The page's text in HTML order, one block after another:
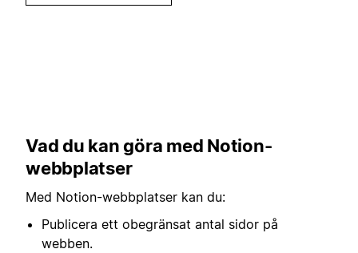
Vad du kan göra med Notion-
webbplatser
Med Notion-webbplatser kan du:
Publicera ett obegränsat antal sidor på
webben.